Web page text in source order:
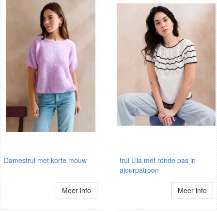
Damestrui met korte mouw
Meer info
trui Lila met ronde pas in
ajourpatroon
Meer info